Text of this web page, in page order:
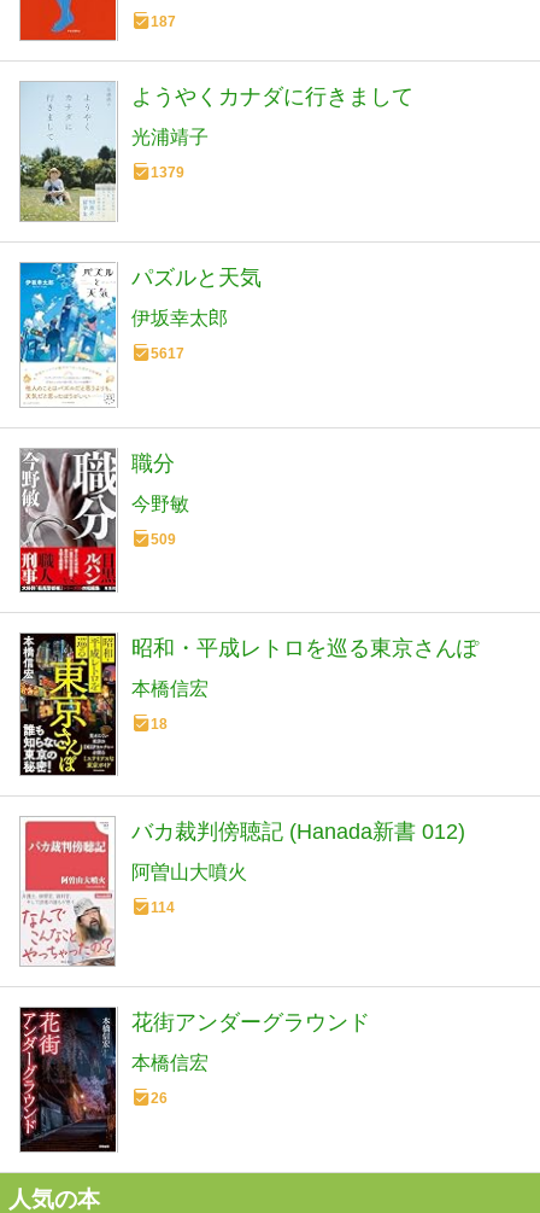
187
ようやくカナダに行きまして
光浦靖子
1379
パズルと天気
伊坂幸太郎
5617
職分
今野敏
509
昭和・平成レトロを巡る東京さんぽ
本橋信宏
18
バカ裁判傍聴記 (Hanada新書 012)
阿曽山大噴火
114
花街アンダーグラウンド
本橋信宏
26
人気の本